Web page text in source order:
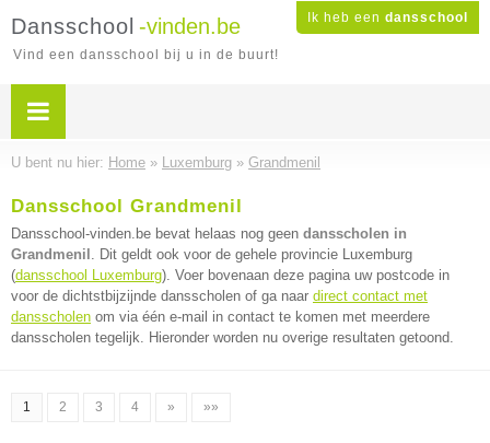
Ik heb een dansschool
Dansschool -vinden.be
Vind een dansschool bij u in de buurt!
U bent nu hier: Home » Luxemburg » Grandmenil
Dansschool Grandmenil
Dansschool-vinden.be bevat helaas nog geen dansscholen in
Grandmenil . Dit geldt ook voor de gehele provincie Luxemburg
(dansschool Luxemburg). Voer bovenaan deze pagina uw postcode in
voor de dichtstbijzijnde dansscholen of ga naar direct contact met
dansscholen om via één e-mail in contact te komen met meerdere
dansscholen tegelijk. Hieronder worden nu overige resultaten getoond.
1 2 3 4 » »»